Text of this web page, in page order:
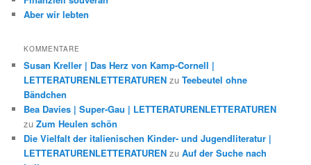
Aber wir lebten
KOMMENTARE
Susan Kreller | Das Herz von Kamp-Cornell |
LETTERATURENLETTERATUREN zuTeebeutel ohne
Bändchen
Bea Davies | Super-Gau | LETTERATURENLETTERATUREN
zuZum Heulen schön
Die Vielfalt der italienischen Kinder- und Jugendliteratur |
LETTERATURENLETTERATUREN zuAuf der Suche nach